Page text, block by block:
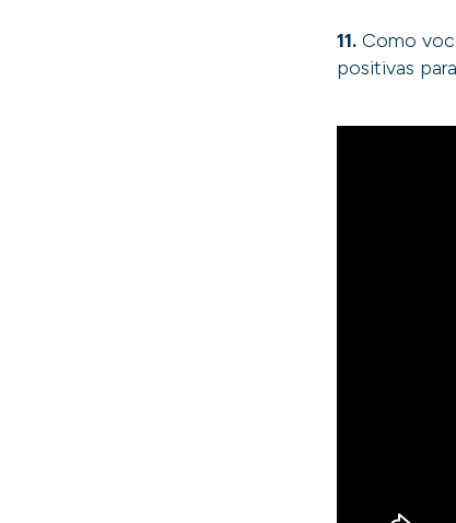
11. Como
positivas